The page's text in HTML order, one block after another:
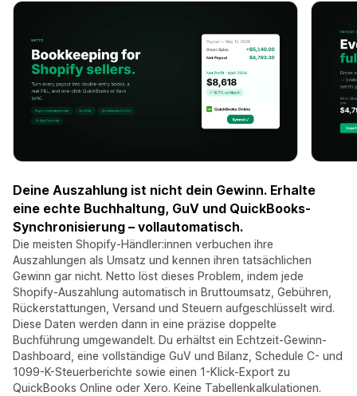
Deine Auszahlung ist nicht dein Gewinn. Erhalte
eine echte Buchhaltung, GuV und QuickBooks-
Synchronisierung – vollautomatisch.
Die meisten Shopify-Händler:innen verbuchen ihre
Auszahlungen als Umsatz und kennen ihren tatsächlichen
Gewinn gar nicht. Netto löst dieses Problem, indem jede
Shopify-Auszahlung automatisch in Bruttoumsatz, Gebühren,
Rückerstattungen, Versand und Steuern aufgeschlüsselt wird.
Diese Daten werden dann in eine präzise doppelte
Buchführung umgewandelt. Du erhältst ein Echtzeit-Gewinn-
Dashboard, eine vollständige GuV und Bilanz, Schedule C- und
1099-K-Steuerberichte sowie einen 1-Klick-Export zu
QuickBooks Online oder Xero. Keine Tabellenkalkulationen.